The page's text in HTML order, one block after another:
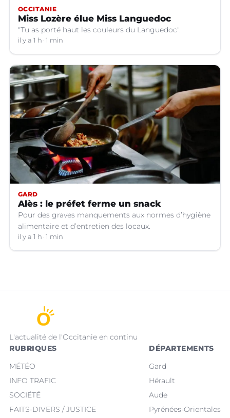
OCCITANIE
Miss Lozère élue Miss Languedoc
"Tu as porté haut les couleurs du Languedoc".
il y a 1 h 1 min
GARD
Alès : le préfet ferme un snack
Pour des graves manquements aux normes d’hygiène
alimentaire et d’entretien des locaux.
il y a 1 h 1 min
L'actualité de l'Occitanie en continu
RUBRIQUES
MÉTÉO
INFO TRAFIC
SOCIÉTÉ
FAITS-DIVERS / JUSTICE
DÉPARTEMENTS
Gard
Hérault
Aude
Pyrénées-Orientales